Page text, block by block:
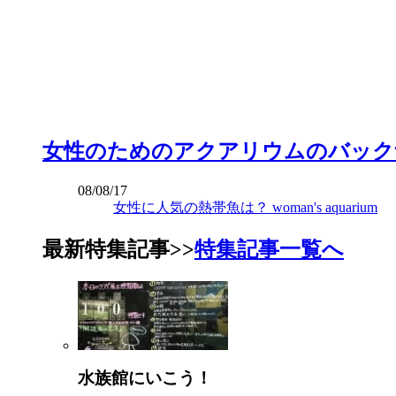
女性のためのアクアリウムのバッ
08/08/17
女性に人気の熱帯魚は？ woman's aquarium
最新特集記事>>特集記事一覧へ
水族館にいこう！